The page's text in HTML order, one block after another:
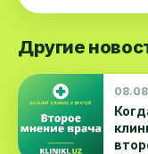
Другие